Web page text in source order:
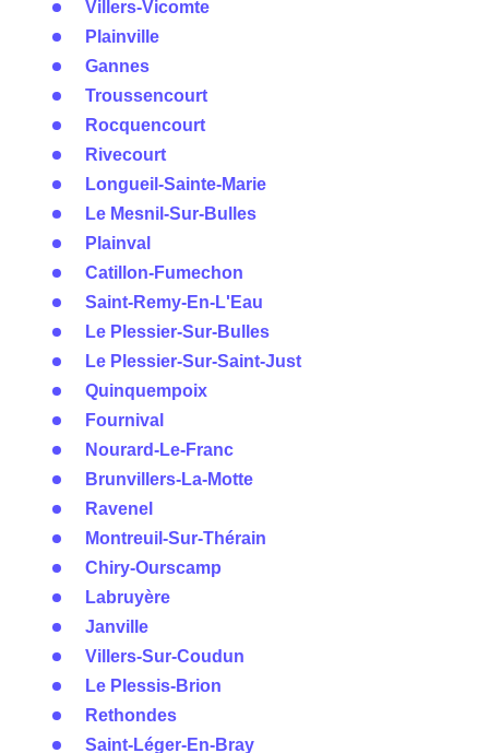
Villers-Vicomte
Plainville
Gannes
Troussencourt
Rocquencourt
Rivecourt
Longueil-Sainte-Marie
Le Mesnil-Sur-Bulles
Plainval
Catillon-Fumechon
Saint-Remy-En-L'Eau
Le Plessier-Sur-Bulles
Le Plessier-Sur-Saint-Just
Quinquempoix
Fournival
Nourard-Le-Franc
Brunvillers-La-Motte
Ravenel
Montreuil-Sur-Thérain
Chiry-Ourscamp
Labruyère
Janville
Villers-Sur-Coudun
Le Plessis-Brion
Rethondes
Saint-Léger-En-Bray